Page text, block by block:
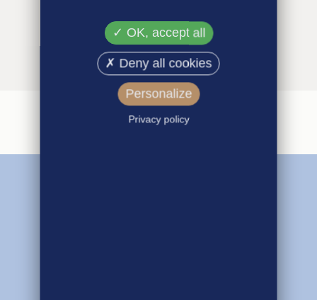
OK, accept all
Deny all cookies
Personalize
Privacy policy